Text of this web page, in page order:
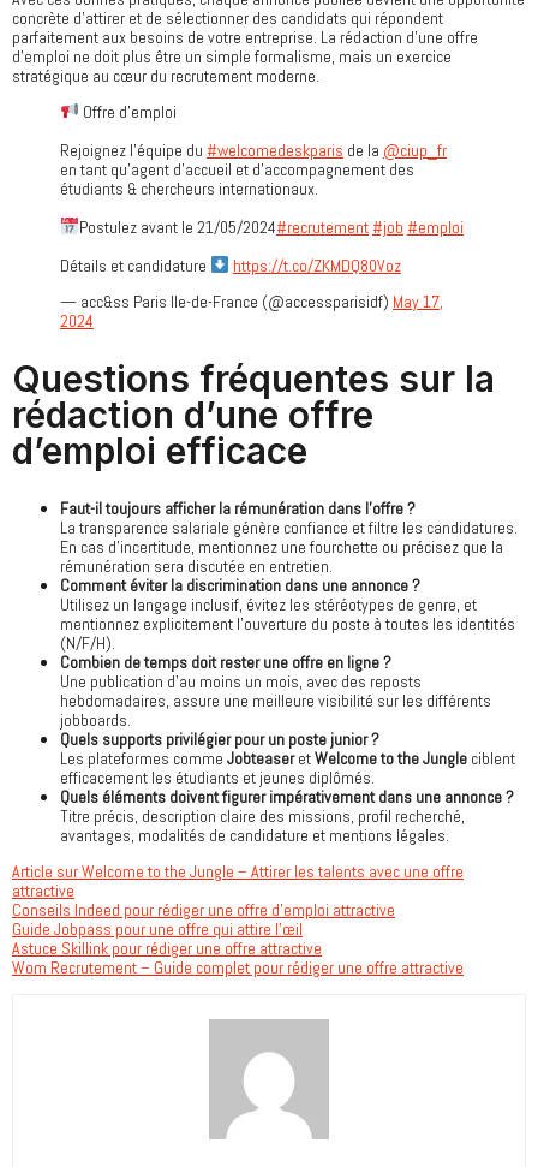
concrète d’attirer et de sélectionner des candidats qui répondent
parfaitement aux besoins de votre entreprise. La rédaction d’une offre
d’emploi ne doit plus être un simple formalisme, mais un exercice
stratégique au cœur du recrutement moderne.
Offre d'emploi
Rejoignez l'équipe du #welcomedeskparis de la @ciup_fr
en tant qu'agent d'accueil et d'accompagnement des
étudiants & chercheurs internationaux.
Postulez avant le 21/05/2024#recrutement#job #emploi
Détails et candidature
https://t.co/ZKMDQ80Voz
— acc&ss Paris Ile-de-France (@accessparisidf) May 17,
2024
Questions fréquentes sur la
rédaction d’une offre
d’emploi efficace
Faut-il toujours afficher la rémunération dans l’offre ?
La transparence salariale génère confiance et filtre les candidatures.
En cas d’incertitude, mentionnez une fourchette ou précisez que la
rémunération sera discutée en entretien.
Comment éviter la discrimination dans une annonce ?
Utilisez un langage inclusif, évitez les stéréotypes de genre, et
mentionnez explicitement l’ouverture du poste à toutes les identités
(N/F/H).
Combien de temps doit rester une offre en ligne ?
Une publication d’au moins un mois, avec des reposts
hebdomadaires, assure une meilleure visibilité sur les différents
jobboards.
Quels supports privilégier pour un poste junior ?
Les plateformes comme JobteaseretWelcome to the Jungle ciblent
efficacement les étudiants et jeunes diplômés.
Quels éléments doivent figurer impérativement dans une annonce ?
Titre précis, description claire des missions, profil recherché,
avantages, modalités de candidature et mentions légales.
Article sur Welcome to the Jungle – Attirer les talents avec une offre
attractive
Conseils Indeed pour rédiger une offre d’emploi attractive
Guide Jobpass pour une offre qui attire l’œil
Astuce Skillink pour rédiger une offre attractive
Wom Recrutement – Guide complet pour rédiger une offre attractive